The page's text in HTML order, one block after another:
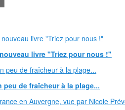
livre "Triez pour nous !"
peu de fraîcheur à la plage...